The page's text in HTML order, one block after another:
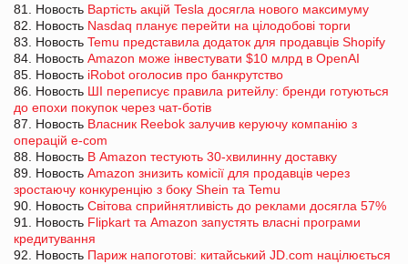
81. Новость Вартість акцій Tesla досягла нового максимуму
82. Новость Nasdaq планує перейти на цілодобові торги
83. Новость Temu представила додаток для продавців Shopify
84. Новость Amazon може інвестувати $10 млрд в OpenAI
85. Новость iRobot оголосив про банкрутство
86. Новость ШІ переписує правила ритейлу: бренди готуються
до епохи покупок через чат-ботів
87. Новость Власник Reebok залучив керуючу компанію з
операцій e-com
88. Новость В Amazon тестують 30-хвилинну доставку
89. Новость Amazon знизить комісії для продавців через
зростаючу конкуренцію з боку Shein та Temu
90. Новость Світова сприйнятливість до реклами досягла 57%
91. Новость Flipkart та Amazon запустять власні програми
кредитування
92. Новость Париж напоготові: китайський JD.com націлюється